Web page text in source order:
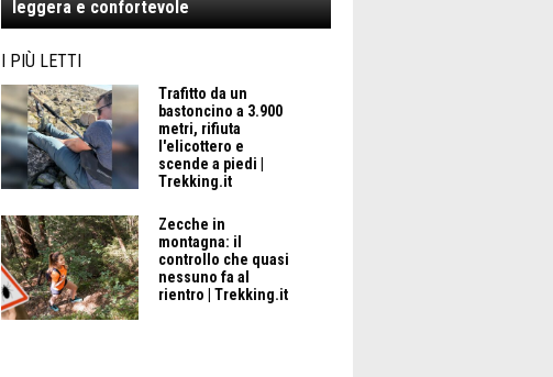
leggera e confortevole
I PIÙ LETTI
Trafitto da un
bastoncino a 3.900
metri, rifiuta
l'elicottero e
scende a piedi |
Trekking.it
Zecche in
montagna: il
controllo che quasi
nessuno fa al
rientro | Trekking.it